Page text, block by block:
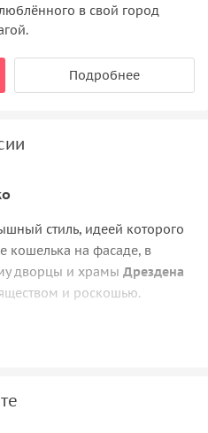
в свой город
Подробнее
стиль, идеей которого
кошелька на фасаде, в
дворцы и храмы Дрездена
и роскошью.
манер, прекрасных
Он настолько сильно